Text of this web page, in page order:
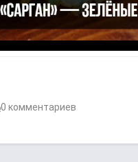
0 комментариев